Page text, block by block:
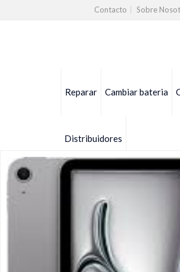
Contacto Sobre
Reparar Cambiar bateria
Distribuidores